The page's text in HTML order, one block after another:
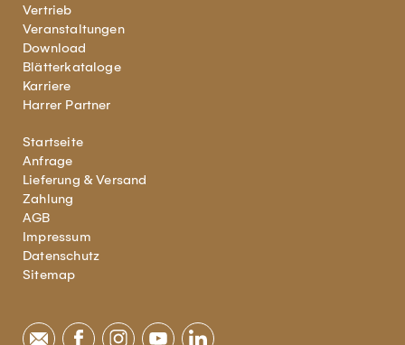
Vertrieb
Veranstaltungen
Download
Blätterkataloge
Karriere
Harrer Partner
Startseite
Anfrage
Lieferung & Versand
Zahlung
AGB
Impressum
Datenschutz
Sitemap